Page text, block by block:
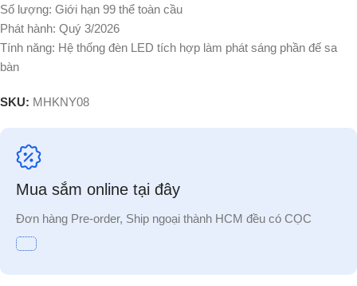
Số lượng: Giới hạn 99 thể toàn cầu
Phát hành: Quý 3/2026
Tính năng: Hệ thống đèn LED tích hợp làm phát sáng phần đế sa
bàn
SKU: MHKNY08
Mua sắm online tại đây
Đơn hàng Pre-order, Ship ngoại thành HCM đều có CỌC